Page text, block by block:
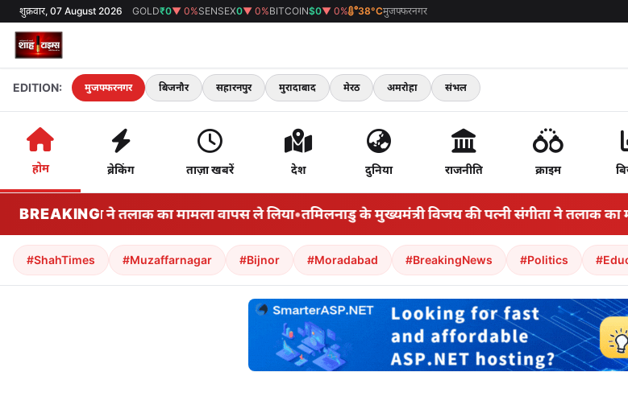
शुक्रवार, 07 August 2026 GOLD₹0▼ 0%SENSEX0▼ 0%BITCOIN$0▼ 0% 38°Cमुजफ्फरनगर
EDITION: मुजफ्फरनगर बिजनौर सहारनपुर मुरादाबाद मेरठ अमरोहा संभल
होम ब्रेकिंग ताज़ा खबरें देश दुनिया राजनीति क्राइम
BREAKING
संगीता ने तलाक का मामला वापस ले लिया•तमिलनाडु के मुख्यमंत्री विजय की पत्नी संगीता ने तलाक का
#ShahTimes #Muzaffarnagar #Bijnor #Moradabad #BreakingNews #Politics